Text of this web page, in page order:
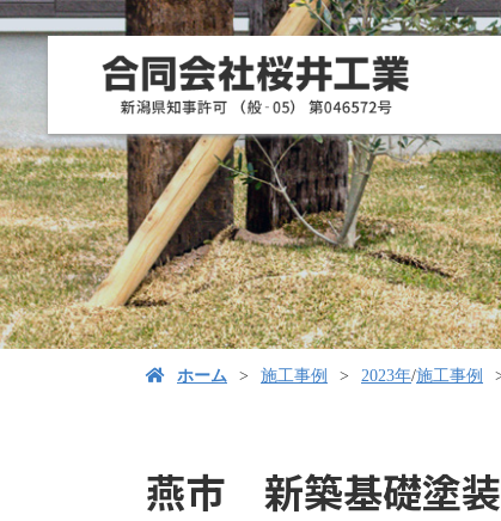
ホーム 施工事例 2023年/施工事例
燕市 新築基礎塗装